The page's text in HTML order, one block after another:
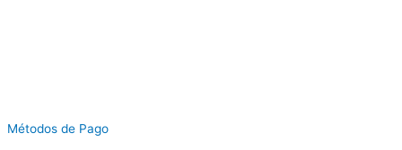
Métodos de Pago